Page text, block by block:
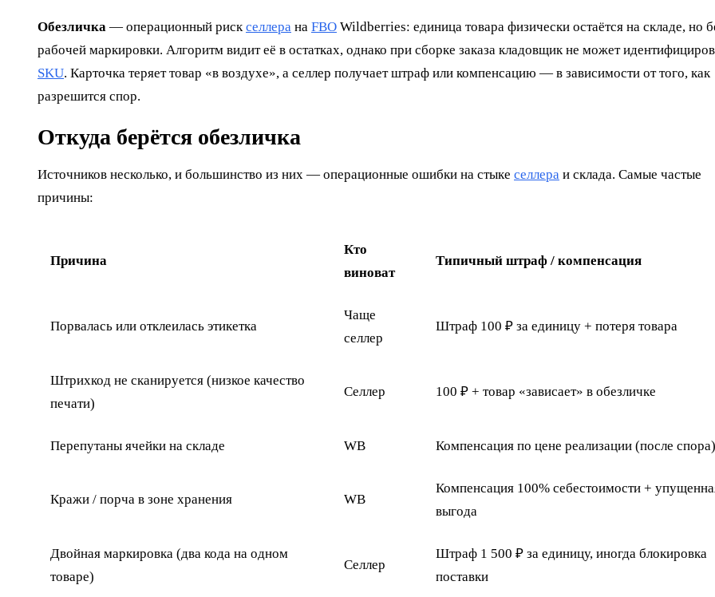
Обезличка — операционный рискселлера на FBO Wildberries: единица товара физически остаётся на складе, но
рабочей маркировки. Алгоритм видит её в остатках, однако при сборке заказа кладовщик не может
SKU. Карточка теряет товар «в воздухе», а селлер получает штраф или компенсацию — в зависимости от того, как
разрешится спор.
Откуда берётся обезличка
Источников несколько, и большинство из них — операционные ошибки на стыке селлера и склада. Самые частые
причины:
Причина
Кто
виноват
Типичный штраф / компенсация
Порвалась или отклеилась этикетка
Чаще
селлер
Штраф 100 ₽ за единицу + потеря товара
Штрихкод не сканируется (низкое качество
печати)
Селлер 100 ₽ + товар «зависает» в обезличке
Перепутаны ячейки на складе WB Компенсация по цене реализации (после спора)
Кражи / порча в зоне хранения WB
Компенсация 100% себестоимости +
выгода
Двойная маркировка (два кода на одном
товаре)
Селлер
Штраф 1 500 ₽ за единицу, иногда блокировка
поставки